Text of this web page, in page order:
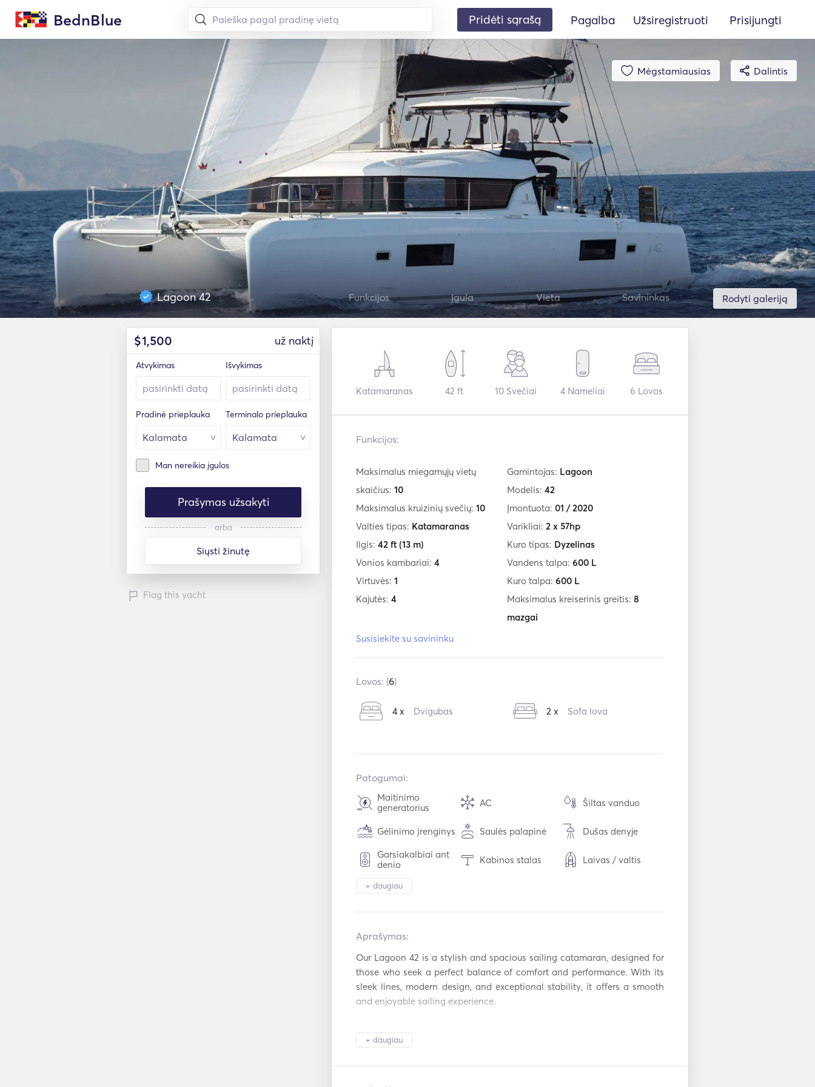
BednBlue Pridėti sąrašą Pagalba Užsiregistruoti Prisijungti
Mėgstamiausias Dalintis
Rodyti galeriją
Lagoon 42 Funkcijos Įgula Vieta Savininkas
$1,500 už naktį
Atvykimas Išvykimas
Pradinė prieplauka Terminalo prieplauka
Man nereikia įgulos
Prašymas užsakyti
arba
Siųsti žinutę
Flag this yacht
Katamaranas 42 ft 10 Svečiai 4 Nameliai 6 Lovos
Funkcijos:
Maksimalus miegamųjų vietų
skaičius: 10
Maksimalus kruizinių svečių: 10
Valties tipas: Katamaranas
Ilgis: 42 ft (13 m)
Vonios kambariai: 4
Virtuvės: 1
Kajutės: 4
Susisiekite su savininku
Gamintojas: Lagoon
Modelis: 42
Įmontuota: 01 / 2020
Varikliai: 2 x 57hp
Kuro tipas: Dyzelinas
Vandens talpa: 600 L
Kuro talpa: 600 L
Maksimalus kreiserinis greitis: 8
mazgai
Lovos: (6)
4 x Dvigubas 2 x Sofa lova
Patogumai:
Maitinimo
generatorius
AC Šiltas vanduo
Gėlinimo įrenginys Saulės palapinė Dušas denyje
Garsiakalbiai ant
denio
Kabinos stalas Laivas / valtis
Žiūronai
radijas / CD
Autopilotas Elektrinis inkaras Atšvaitai
Raketinis
pistoletas
Gidai ir žemėlapiai
liemenės
+ daugiau
Aprašymas:
Our Lagoon 42 is a stylish and spacious sailing catamaran, designed for
those who seek a perfect balance of comfort and performance. With its
sleek lines, modern design, and exceptional stability, it offers a smooth
and enjoyable sailing experience.
+ daugiau